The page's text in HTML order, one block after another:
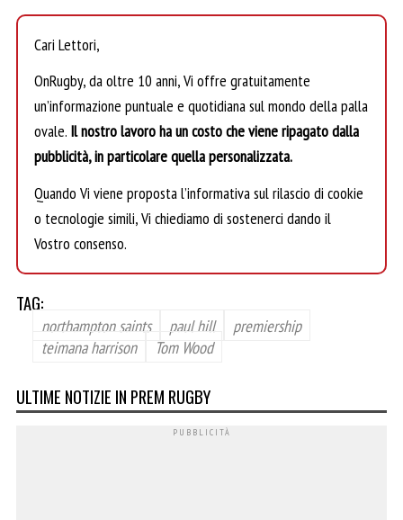
Cari Lettori,
OnRugby, da oltre 10 anni, Vi offre gratuitamente
un’informazione puntuale e quotidiana sul mondo della palla
ovale. Il nostro lavoro ha un costo che viene ripagato dalla
pubblicità, in particolare quella personalizzata.
Quando Vi viene proposta l’informativa sul rilascio di cookie
o tecnologie simili, Vi chiediamo di sostenerci dando il
Vostro consenso.
TAG:
northampton saints paul hill
premiership
teimana harrison
Tom Wood
ULTIME NOTIZIE IN PREM RUGBY